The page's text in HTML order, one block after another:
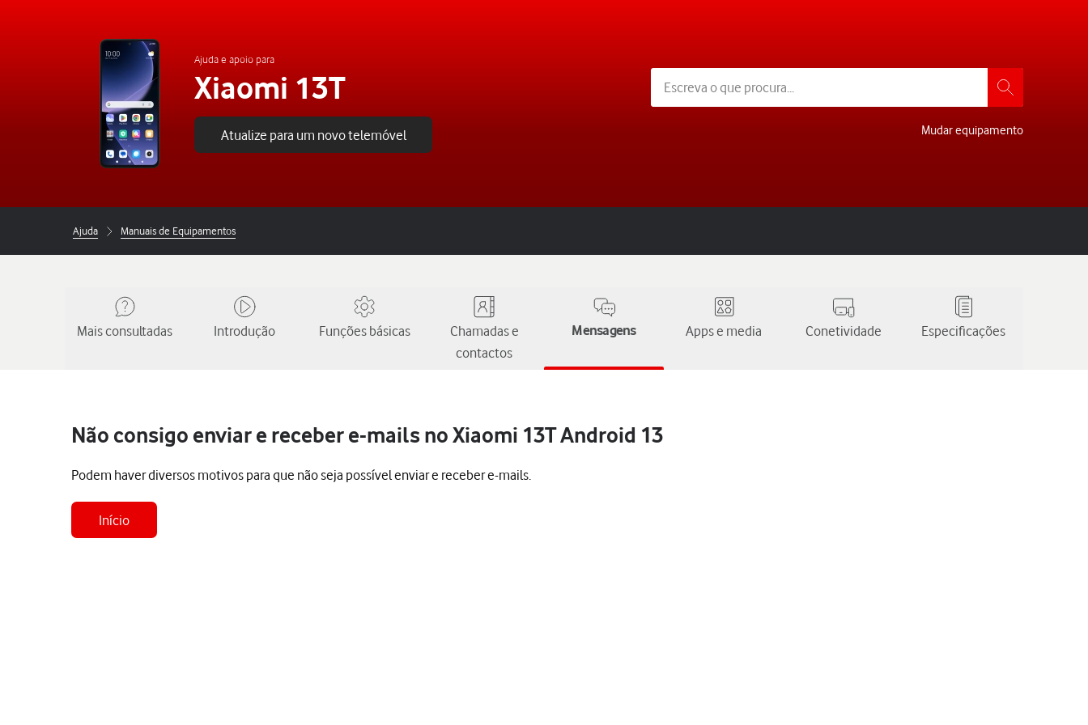
Ajuda e apoio para
Xiaomi 13T
Atualize para um novo telemóvel Mudar equipamento
Ajuda Manuais de Equipamentos
Mais consultadas Introdução Funções básicas
Chamadas e
contactos
Mensagens Apps e media Conetividade Especificações
Não consigo enviar e receber e-mails no Xiaomi 13T Android 13
Podem haver diversos motivos para que não seja possível enviar e receber e-mails.
Início